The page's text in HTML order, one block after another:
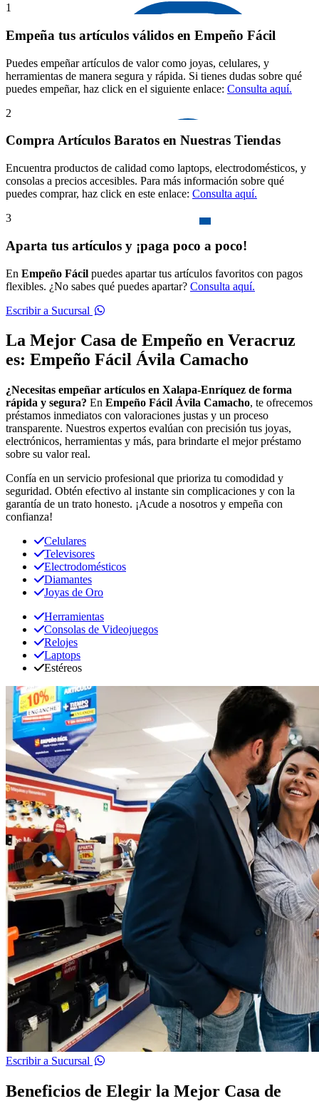
1
Empeña tus artículos válidos en Empeño Fácil
Puedes empeñar artículos de valor como joyas, celulares, y
herramientas de manera segura y rápida. Si tienes dudas sobre qué
puedes empeñar, haz click en el siguiente enlace: Consulta aquí.
2
Compra Artículos Baratos en Nuestras Tiendas
Encuentra productos de calidad como laptops, electrodomésticos, y
consolas a precios accesibles. Para más información sobre qué
puedes comprar, haz click en este enlace: Consulta aquí.
3
Aparta tus artículos y ¡paga poco a poco!
En Empeño Fácil puedes apartar tus artículos favoritos con pagos
flexibles. ¿No sabes qué puedes apartar? Consulta aquí.
Escribir a Sucursal
La Mejor Casa de Empeño en Veracruz
es: Empeño Fácil Ávila Camacho
¿Necesitas empeñar artículos en Xalapa-Enríquez de forma
rápida y segura? En Empeño Fácil Ávila Camacho, te ofrecemos
préstamos inmediatos con valoraciones justas y un proceso
transparente. Nuestros expertos evalúan con precisión tus joyas,
electrónicos, herramientas y más, para brindarte el mejor préstamo
sobre su valor real.
Confía en un servicio profesional que prioriza tu comodidad y
seguridad. Obtén efectivo al instante sin complicaciones y con la
garantía de un trato honesto. ¡Acude a nosotros y empeña con
confianza!
Celulares
Televisores
Electrodomésticos
Diamantes
Joyas de Oro
Herramientas
Consolas de Videojuegos
Relojes
Laptops
Estéreos
Escribir a Sucursal
Beneficios de Elegir la Mejor Casa de